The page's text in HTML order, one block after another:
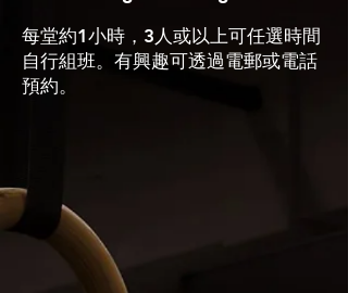
每堂約1小時，3人或以上可任選時間
自行組班。有興趣可透過電郵或電話
預約。